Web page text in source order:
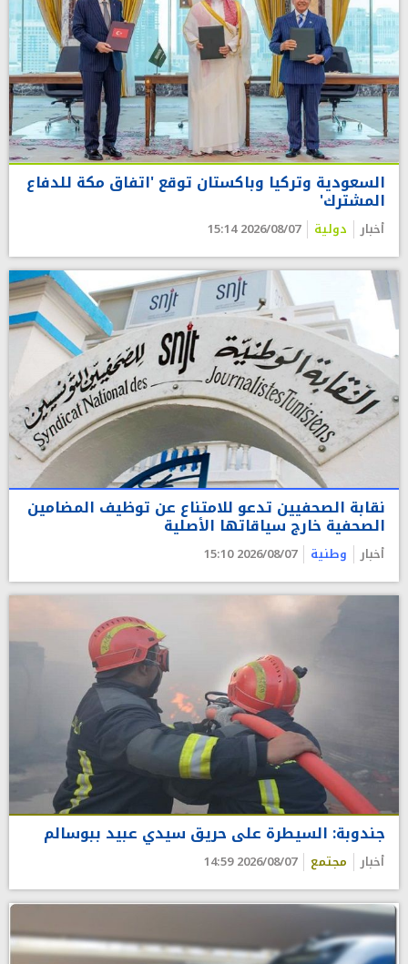
السعودية وتركيا وباكستان توقع 'اتفاق مكة للدفاع
المشترك'
أخبار دولية 2026/08/07 15:14
نقابة الصحفيين تدعو للامتناع عن توظيف المضامين
الصحفية خارج سياقاتها الأصلية
أخبار وطنية 2026/08/07 15:10
جندوبة: السيطرة على حريق سيدي عبيد ببوسالم
أخبار مجتمع 2026/08/07 14:59